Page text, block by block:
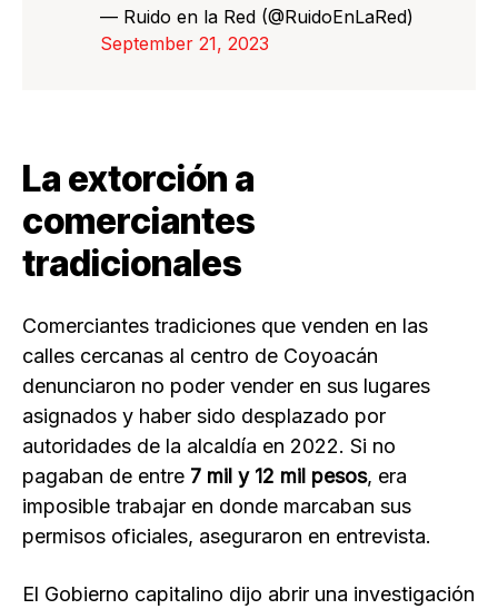
— Ruido en la Red (@RuidoEnLaRed)
September 21, 2023
La extorción a
comerciantes
tradicionales
Comerciantes tradiciones que venden en las
calles cercanas al centro de Coyoacán
denunciaron no poder vender en sus lugares
asignados y haber sido desplazado por
autoridades de la alcaldía en 2022. Si no
pagaban de entre 7 mil y 12 mil pesos, era
imposible trabajar en donde marcaban sus
permisos oficiales, aseguraron en entrevista.
El Gobierno capitalino dijo abrir una investigación